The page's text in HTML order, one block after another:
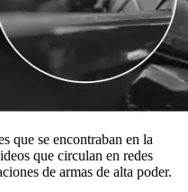
que se encontraban en la
que circulan en redes
de armas de alta poder.